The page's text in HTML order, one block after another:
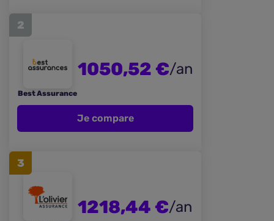
2
Best Assurance
1050,52 €/an
Je compare
3
1218,44 €/an